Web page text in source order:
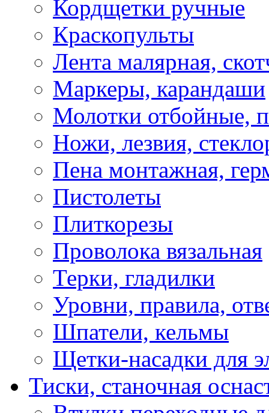
Кордщетки ручные
Краскопульты
Лента малярная,
Маркеры, карандаши
Молотки отбойные,
Ножи, лезвия,
Пена монтажная,
Пистолеты
Плиткорезы
Проволока вязальная
Терки, гладилки
Уровни, правила,
Шпатели, кельмы
Щетки-насадки для
Тиски, станочная